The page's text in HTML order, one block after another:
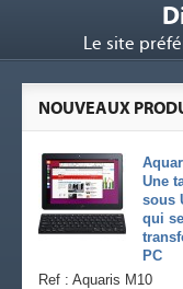
Le site
NOUVEAUX
Une
sous
qui se
PC
Ref : Aquaris M10